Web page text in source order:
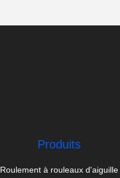
Produits
Roulement à rouleaux d'aiguille